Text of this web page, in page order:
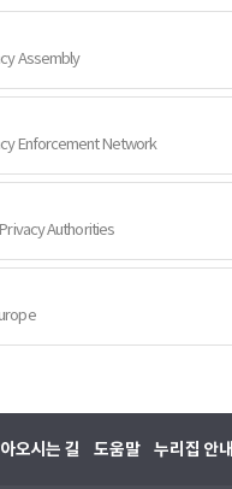
Assembly
Enforcement Network
Authorities
오시는 길 도움말 누리집 안내